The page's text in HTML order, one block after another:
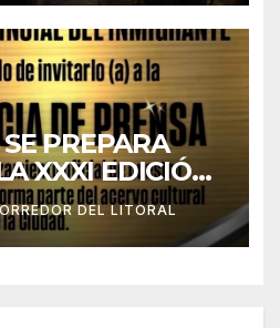
PREPARA
PROVINCIAL
DEL LITORAL